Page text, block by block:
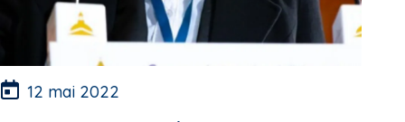
12 mai 2022